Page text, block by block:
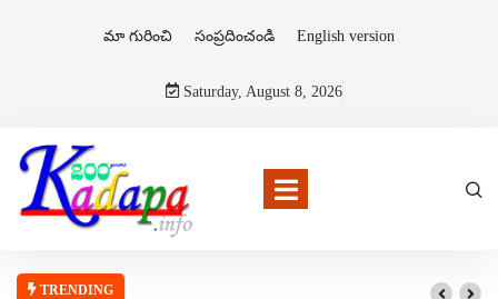
మా గురించి సంప్రదించండి English version
Saturday, August 8, 2026
TRENDING